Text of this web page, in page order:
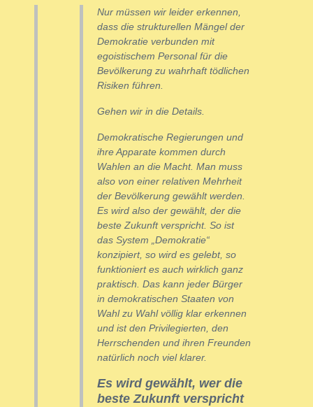
Nur müssen wir leider erkennen,
dass die strukturellen Mängel der
Demokratie verbunden mit
egoistischem Personal für die
Bevölkerung zu wahrhaft tödlichen
Risiken führen.
Gehen wir in die Details.
Demokratische Regierungen und
ihre Apparate kommen durch
Wahlen an die Macht. Man muss
also von einer relativen Mehrheit
der Bevölkerung gewählt werden.
Es wird also der gewählt, der die
beste Zukunft verspricht. So ist
das System „Demokratie“
konzipiert, so wird es gelebt, so
funktioniert es auch wirklich ganz
praktisch. Das kann jeder Bürger
in demokratischen Staaten von
Wahl zu Wahl völlig klar erkennen
und ist den Privilegierten, den
Herrschenden und ihren Freunden
natürlich noch viel klarer.
Es wird gewählt, wer die
beste Zukunft verspricht